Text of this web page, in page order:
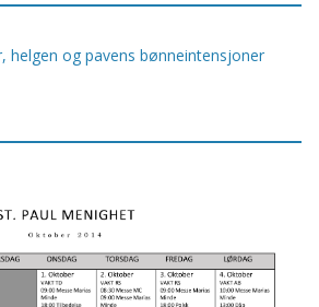
helgen og pavens bønneintensjoner